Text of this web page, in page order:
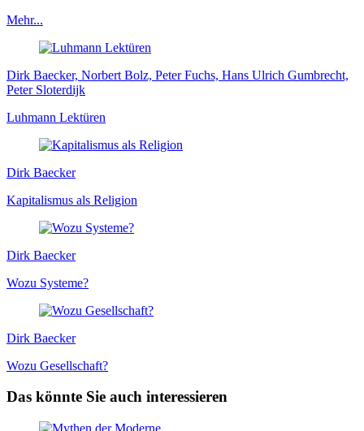
Mehr...
Dirk Baecker, Norbert Bolz, Peter Fuchs, Hans Ulrich Gumbrecht,
Peter Sloterdijk
Luhmann Lektüren
Dirk Baecker
Kapitalismus als Religion
Dirk Baecker
Wozu Systeme?
Dirk Baecker
Wozu Gesellschaft?
Das könnte Sie auch interessieren